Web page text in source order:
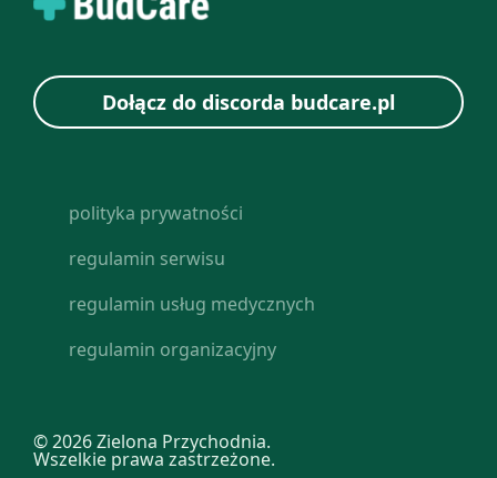
Dołącz do discorda budcare.pl
polityka prywatności
regulamin serwisu
regulamin usług medycznych
regulamin organizacyjny
© 2026 Zielona Przychodnia.
Wszelkie prawa zastrzeżone.